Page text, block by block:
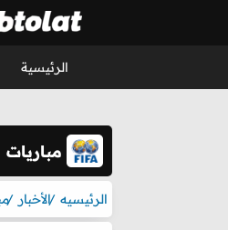
الرئيسية
الرئيسيه الأخبار